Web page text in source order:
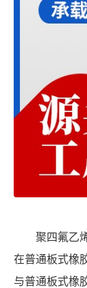
聚四氟乙
在普通板式橡
与普通板式橡